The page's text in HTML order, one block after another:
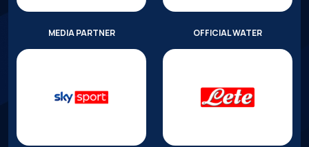
MEDIA PARTNER OFFICIAL WATER